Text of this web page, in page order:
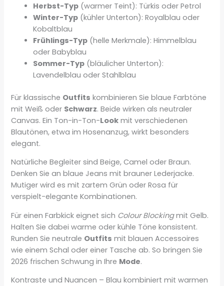
Herbst-Typ (warmer Teint): Türkis oder Petrol
Winter-Typ (kühler Unterton): Royalblau oder
Kobaltblau
Frühlings-Typ (helle Merkmale): Himmelblau
oder Babyblau
Sommer-Typ (bläulicher Unterton):
Lavendelblau oder Stahlblau
Für klassische Outfits kombinieren Sie blaue Farbtöne
mit Weiß oder Schwarz. Beide wirken als neutraler
Canvas. Ein Ton-in-Ton-Look mit verschiedenen
Blautönen, etwa im Hosenanzug, wirkt besonders
elegant.
Natürliche Begleiter sind Beige, Camel oder Braun.
Denken Sie an blaue Jeans mit brauner Lederjacke.
Mutiger wird es mit zartem Grün oder Rosa für
verspielt-elegante Kombinationen.
Für einen Farbkick eignet sich Colour Blockingmit Gelb.
Halten Sie dabei warme oder kühle Töne konsistent.
Runden Sie neutrale Outfits mit blauen Accessoires
wie einem Schal oder einer Tasche ab. So bringen Sie
2026 frischen Schwung in Ihre Mode.
Kontraste und Nuancen – Blau kombiniert mit warmen